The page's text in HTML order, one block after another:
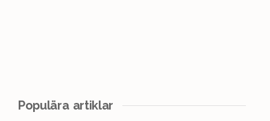
Populära artiklar